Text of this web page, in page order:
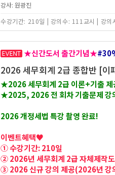
강사: 원광진
수강기간: 210일 | 강의수: 111교시 | 강의
★신간도서 출간기념★
2026 세무회계 2급 종합반 [이
★2026 세무회계 2급 이론+기출
★2025, 2026 전 회차 기출문제
2026 개정세법 특강 촬영 완료!
이벤트혜택♥
① 수강기간: 210일
② 2026년 세무회계 2급 자체제작
③ 2026 신규 강의 제공(2026년 강